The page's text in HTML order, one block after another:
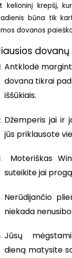
kelioninį krepšį,
būna tik
dovanos
Antklodė
dovana tikrai
iššūkiais.
Džemperis jai ir
jūs priklausote
Moteriškas
suteikite jai
Nerūdijančio
niekada
Jūsų
dieną matysite